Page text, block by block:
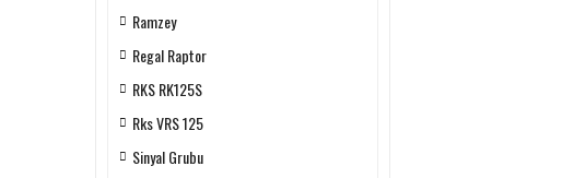
Ramzey
Regal Raptor
RKS RK125S
Rks VRS 125
Sinyal Grubu